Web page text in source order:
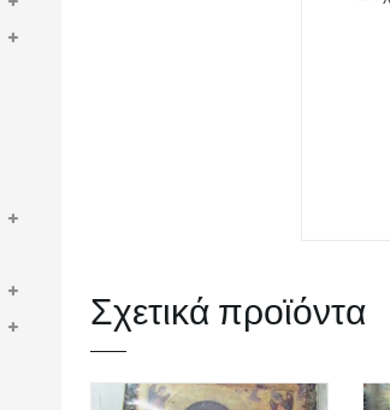
Σχετικά προϊόντα